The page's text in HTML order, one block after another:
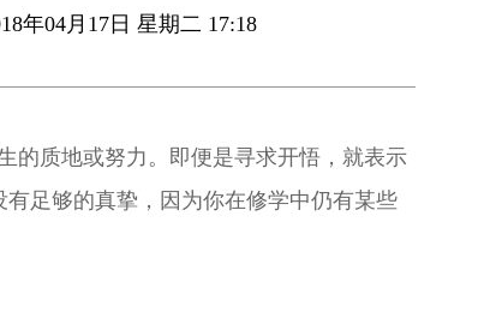
年04月17日 星期二 17:18
的质地或努力。即便是寻求开悟，就表示
足够的真挚，因为你在修学中仍有某些